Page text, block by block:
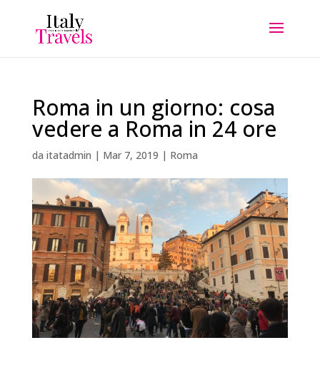
Roma in un giorno: cosa
vedere a Roma in 24 ore
da itatadmin | Mar 7, 2019 | Roma